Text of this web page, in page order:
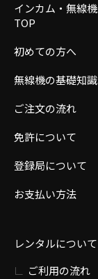
インカム・無線機
TOP
初めての方へ
無線機の基礎知識
ご注文の流れ
免許について
登録局について
お支払い方法
レンタルについて
ご利用の流れ